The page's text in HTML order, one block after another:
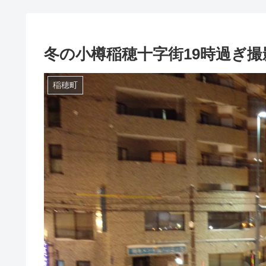
冬の小樽稲穂十字街19時過ぎ
稲穂町